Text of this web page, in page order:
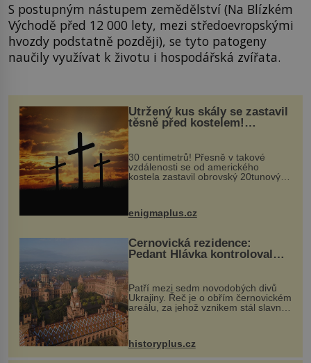
S postupným nástupem zemědělství (Na Blízkém
Východě před 12 000 lety, mezi středoevropskými
hvozdy podstatně později), se tyto patogeny
naučily využívat k životu i hospodářská zvířata.
Utržený kus skály se zastavil
těsně před kostelem!
Ochránila ho boží síla?
30 centimetrů! Přesně v takové
vzdálenosti se od amerického
kostela zastavil obrovský 20tunový
...
enigmaplus.cz
Černovická rezidence:
Pedant Hlávka kontroloval
Patří mezi sedm novodobých divů
Ukrajiny. Řeč je o obřím černovickém
areálu, za jehož vznikem stál slavný
český architekt Josef Hlávka. Ten si
na něm dal mimořádně záležet. Jeho
stavební plány by při ...
historyplus.cz